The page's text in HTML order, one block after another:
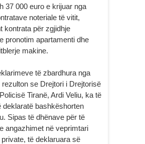
37 000 euro e krijuar nga
noteriale të vitit,
kontrata për zgjidhje
pronotim apartamenti dhe
makine.
të zbardhura nga
se Drejtori i Drejtorisë
Tiranë, Ardi Veliu, ka të
deklaratë bashkëshorten
Sipas të dhënave për të
angazhimet në veprimtari
të deklaruara së